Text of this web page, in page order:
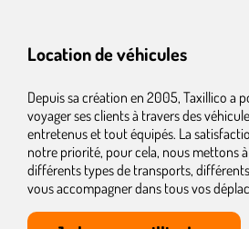
Location de véhicules
Depuis sa création en 2005, Taxillico a
voyager ses clients à travers des
entretenus et tout équipés. La
notre priorité, pour cela, nous mettons
différents types de transports,
vous accompagner dans tous vos